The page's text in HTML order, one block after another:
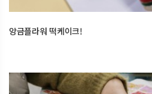
앙금플라워 떡케이크!